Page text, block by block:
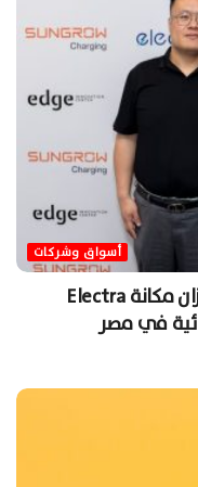
أسواق وشركات
راية للمباني الذكية وSungrow تعززان مكانة Electra
في مصر